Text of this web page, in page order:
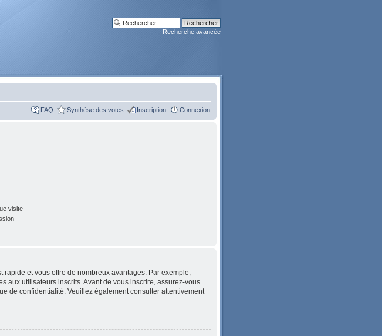
Recherche avancée
FAQ Synthèse des votes Inscription Connexion
visite
et vous offre de nombreux avantages. Par exemple,
aux utilisateurs inscrits. Avant de vous inscrire, assurez-vous
de confidentialité. Veuillez également consulter attentivement